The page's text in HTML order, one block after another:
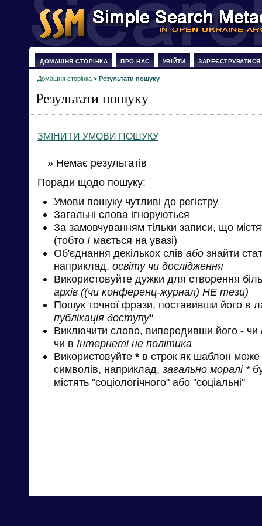
ДОМАШНЯ СТОРІНКА ПРО НАС УВІЙТИ ЗАРЕЄСТРУВАТИСЯ
Домашня сторінка > Результати пошуку
Результати пошуку
ЗМІНИТИ УМОВИ ПОШУКУ
» Немає результатів
Поради щодо пошуку:
Умови пошуку чутливі до регістру
Загальні слова ігноруються
За замовчуванням тільки записи, що
(тобто І мається на увазі)
Об'єднання декількох слів або знайти
наприклад, освіту чи дослідження
Використовуйте дужки для створення
архів ((чи конференц-журнал) НЕ тези)
Пошук точної фрази, поставивши його в
публікація доступу"
Виключити слово, випередивши його - чи
чи в Інтернеті не політика
Використовуйте * в строк як шаблон може
символів, наприклад, загально моралі *
містять "соціологічного" або "соціальні"